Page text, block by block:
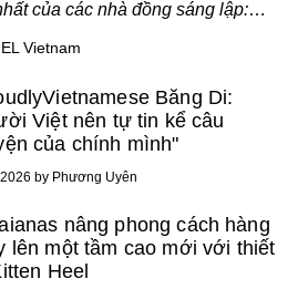
của các nhà đồng sáng lập:
Âu nhanh chóng được yêu thích
thoải mái và cả khả năng
thực khách.
Vietnam
Băng Di:
Việt nên tự tin kể câu
của chính mình"
by Phương Uyên
nâng phong cách hàng
lên một tầm cao mới với thiết
Heel